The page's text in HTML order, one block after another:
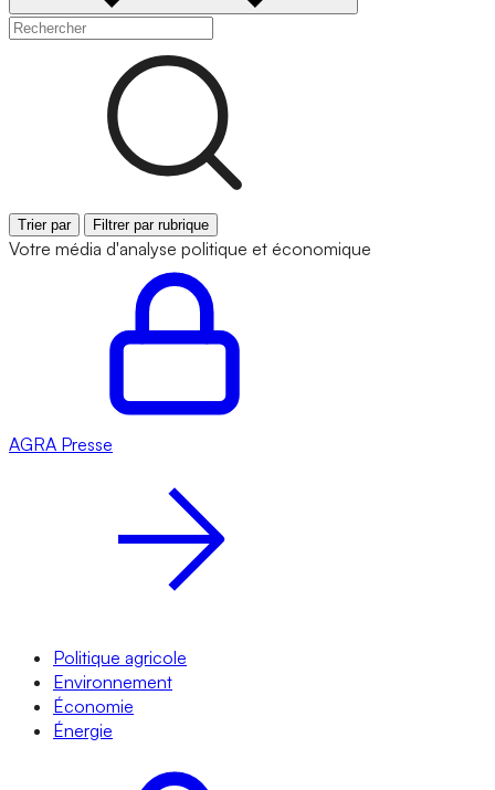
Trier par Filtrer par rubrique
Votre média d'analyse politique et économique
AGRA Presse
Politique agricole
Environnement
Économie
Énergie